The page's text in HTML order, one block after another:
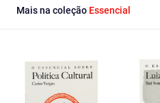
Mais na coleção Essencial